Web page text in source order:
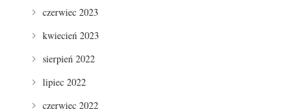
czerwiec 2023
kwiecień 2023
sierpień 2022
lipiec 2022
czerwiec 2022